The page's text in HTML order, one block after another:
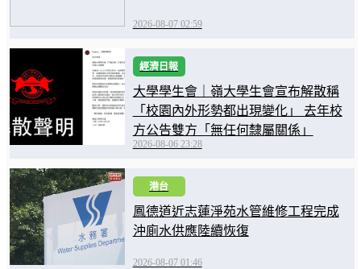
2026-08-07 02:59
經濟日報
大學學生會｜嶺大學生會宣布解散稱
「校園內外形勢都出現變化」 去年校
方公告雙方「無任何隸屬關係」
2026-08-06 23:28
港台
鳳德道近志蓮淨苑水管維修工程完成
沖廁水供應陸續恢復
2026-08-07 01:46